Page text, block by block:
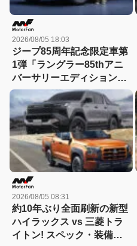
2026/08/05 18:03
ジープ85周年記念限定車第
1弾「ラングラー85thアニ
バーサリーエディション」
が10月3日に発売！ 100台
限定で944万円。ラングラ
ーオーナー・平野歩夢さん
のスペシャルムービーも公
開中!!
2026/08/05 08:31
約10年ぶり全面刷新の新型
ハイラックス vs 三菱トラ
イトン! スペック・装備・